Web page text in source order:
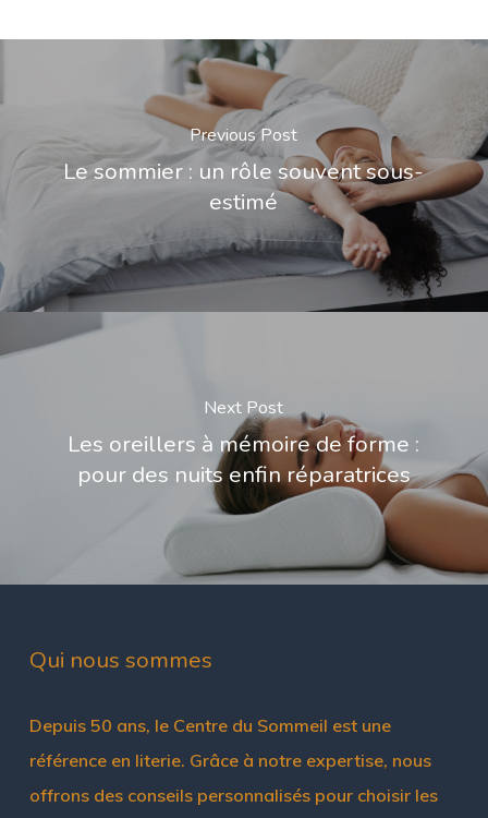
Previous Post
Le sommier : un rôle souvent sous-
estimé
Next Post
Les oreillers à mémoire de forme :
pour des nuits enfin réparatrices
Qui nous sommes
Depuis 50 ans, le Centre du Sommeil est une
référence en literie. Grâce à notre expertise, nous
offrons des conseils personnalisés pour choisir les